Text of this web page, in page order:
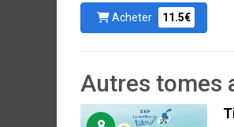
Acheter 11.5€
Autres tomes